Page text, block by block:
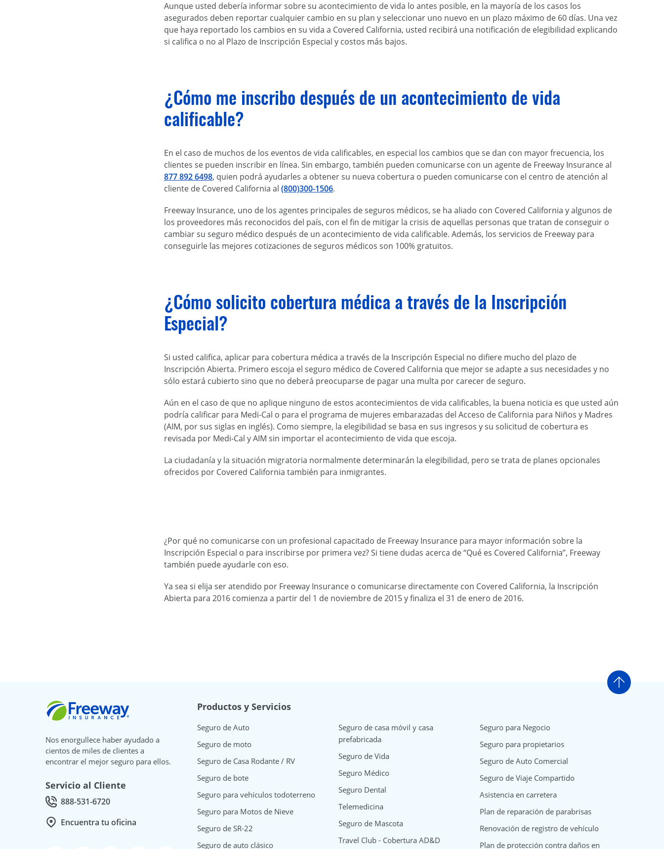
Aunque usted debería informar sobre su acontecimiento de vida lo antes posible, en la mayoría de los casos los
asegurados deben reportar cualquier cambio en su plan y seleccionar uno nuevo en un plazo máximo de 60 días. Una vez
que haya reportado los cambios en su vida a Covered California, usted recibirá una notificación de elegibilidad explicando
si califica o no al Plazo de Inscripción Especial y costos más bajos.
¿Cómo me inscribo después de un acontecimiento de vida
calificable?
En el caso de muchos de los eventos de vida calificables, en especial los cambios que se dan con mayor frecuencia, los
clientes se pueden inscribir en línea. Sin embargo, también pueden comunicarse con un agente de Freeway Insurance al
877 892 6498, quien podrá ayudarles a obtener su nueva cobertura o pueden comunicarse con el centro de atención al
cliente de Covered California al (800)300-1506.
Freeway Insurance, uno de los agentes principales de seguros médicos, se ha aliado con Covered California y algunos de
los proveedores más reconocidos del país, con el fin de mitigar la crisis de aquellas personas que tratan de conseguir o
cambiar su seguro médico después de un acontecimiento de vida calificable. Además, los servicios de Freeway para
conseguirle las mejores cotizaciones de seguros médicos son 100% gratuitos.
¿Cómo solicito cobertura médica a través de la Inscripción
Especial?
Si usted califica, aplicar para cobertura médica a través de la Inscripción Especial no difiere mucho del plazo de
Inscripción Abierta. Primero escoja el seguro médico de Covered California que mejor se adapte a sus necesidades y no
sólo estará cubierto sino que no deberá preocuparse de pagar una multa por carecer de seguro.
Aún en el caso de que no aplique ninguno de estos acontecimientos de vida calificables, la buena noticia es que usted aún
podría calificar para Medi-Cal o para el programa de mujeres embarazadas del Acceso de California para Niños y Madres
(AIM, por sus siglas en inglés). Como siempre, la elegibilidad se basa en sus ingresos y su solicitud de cobertura es
revisada por Medi-Cal y AIM sin importar el acontecimiento de vida que escoja.
La ciudadanía y la situación migratoria normalmente determinarán la elegibilidad, pero se trata de planes opcionales
ofrecidos por Covered California también para inmigrantes.
¿Por qué no comunicarse con un profesional capacitado de Freeway Insurance para mayor información sobre la
Inscripción Especial o para inscribirse por primera vez? Si tiene dudas acerca de “Qué es Covered California”, Freeway
también puede ayudarle con eso.
Ya sea si elija ser atendido por Freeway Insurance o comunicarse directamente con Covered California, la Inscripción
Abierta para 2016 comienza a partir del 1 de noviembre de 2015 y finaliza el 31 de enero de 2016.
Ir arriba
Freeway Insurance
Nos enorgullece haber ayudado a
cientos de miles de clientes a
encontrar el mejor seguro para ellos.
Servicio al Cliente
Call Customer service at
888-531-6720
Encuentra tu oficina
Productos y Servicios
Seguro de Auto
Seguro de moto
Seguro de Casa Rodante / RV
Seguro de bote
Seguro para vehículos todoterreno
Seguro para Motos de Nieve
Seguro de SR-22
Seguro de auto clásico
Seguro de casa móvil y casa
prefabricada
Seguro de Vida
Seguro Médico
Seguro Dental
Telemedicina
Seguro de Mascota
Travel Club - Cobertura AD&D
Seguro para Negocio
Seguro para propietarios
Seguro de Auto Comercial
Seguro de Viaje Compartido
Asistencia en carretera
Plan de reparación de parabrisas
Renovación de registro de vehículo
Plan de protección contra daños en